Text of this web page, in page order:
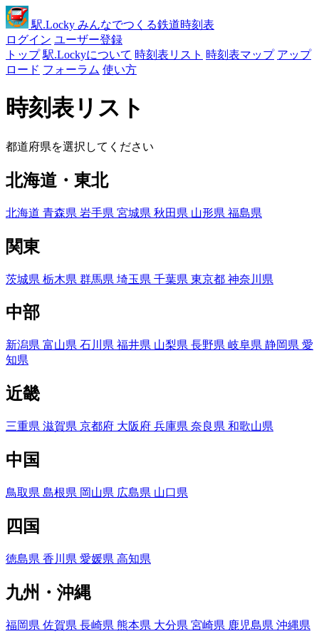
駅.Locky みんなでつくる鉄道時刻表
ログイン ユーザー登録
トップ 駅.Lockyについて 時刻表リスト 時刻表マップ アップ
ロード フォーラム 使い方
時刻表リスト
都道府県を選択してください
北海道・東北
北海道 青森県 岩手県 宮城県 秋田県 山形県 福島県
関東
茨城県 栃木県 群馬県 埼玉県 千葉県 東京都 神奈川県
中部
新潟県 富山県 石川県 福井県 山梨県 長野県 岐阜県 静岡県 愛
知県
近畿
三重県 滋賀県 京都府 大阪府 兵庫県 奈良県 和歌山県
中国
鳥取県 島根県 岡山県 広島県 山口県
四国
徳島県 香川県 愛媛県 高知県
九州・沖縄
福岡県 佐賀県 長崎県 熊本県 大分県 宮崎県 鹿児島県 沖縄県